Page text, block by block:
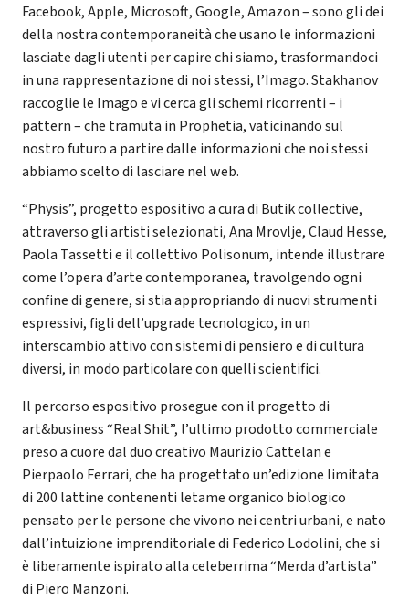
Facebook, Apple, Microsoft, Google, Amazon – sono gli dei
della nostra contemporaneità che usano le informazioni
lasciate dagli utenti per capire chi siamo, trasformandoci
in una rappresentazione di noi stessi, l’Imago. Stakhanov
raccoglie le Imago e vi cerca gli schemi ricorrenti – i
pattern – che tramuta in Prophetia, vaticinando sul
nostro futuro a partire dalle informazioni che noi stessi
abbiamo scelto di lasciare nel web.
“Physis”, progetto espositivo a cura di Butik collective,
attraverso gli artisti selezionati, Ana Mrovlje, Claud Hesse,
Paola Tassetti e il collettivo Polisonum, intende illustrare
come l’opera d’arte contemporanea, travolgendo ogni
confine di genere, si stia appropriando di nuovi strumenti
espressivi, figli dell’upgrade tecnologico, in un
interscambio attivo con sistemi di pensiero e di cultura
diversi, in modo particolare con quelli scientifici.
Il percorso espositivo prosegue con il progetto di
art&business “Real Shit”, l’ultimo prodotto commerciale
preso a cuore dal duo creativo Maurizio Cattelan e
Pierpaolo Ferrari, che ha progettato un’edizione limitata
di 200 lattine contenenti letame organico biologico
pensato per le persone che vivono nei centri urbani, e nato
dall’intuizione imprenditoriale di Federico Lodolini, che si
è liberamente ispirato alla celeberrima “Merda d’artista”
di Piero Manzoni.